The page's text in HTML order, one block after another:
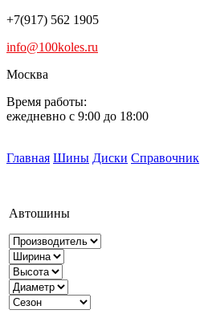
+7(917) 562 1905
info@100koles.ru
Москва
Время работы:
ежедневно с 9:00 до 18:00
Главная Шины Диски Справочник
Автошины